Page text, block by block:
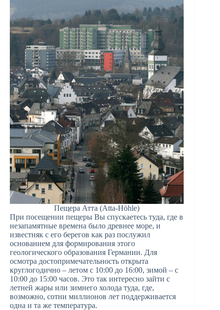
Пещера Атта (Atta-Höhle)
При посещении пещеры Вы спускаетесь туда, где в
незапамятные времена было древнее море, и
известняк с его берегов как раз послужил
основанием для формирования этого
геологического образования Германии. Для
осмотра достопримечательность открыта
круглогодично – летом с 10:00 до 16:00, зимой – с
10:00 до 15:00 часов. Это так интересно зайти с
летней жары или зимнего холода туда, где,
возможно, сотни миллионов лет поддерживается
одна и та же температура.